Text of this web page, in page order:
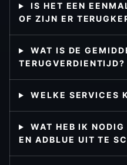
IS HET EEN
OF ZIJN ER
WAT IS DE
TERUGVERDIENTIJD?
WELKE SERVICES
WAT HEB IK
EN ADBLUE UIT TE